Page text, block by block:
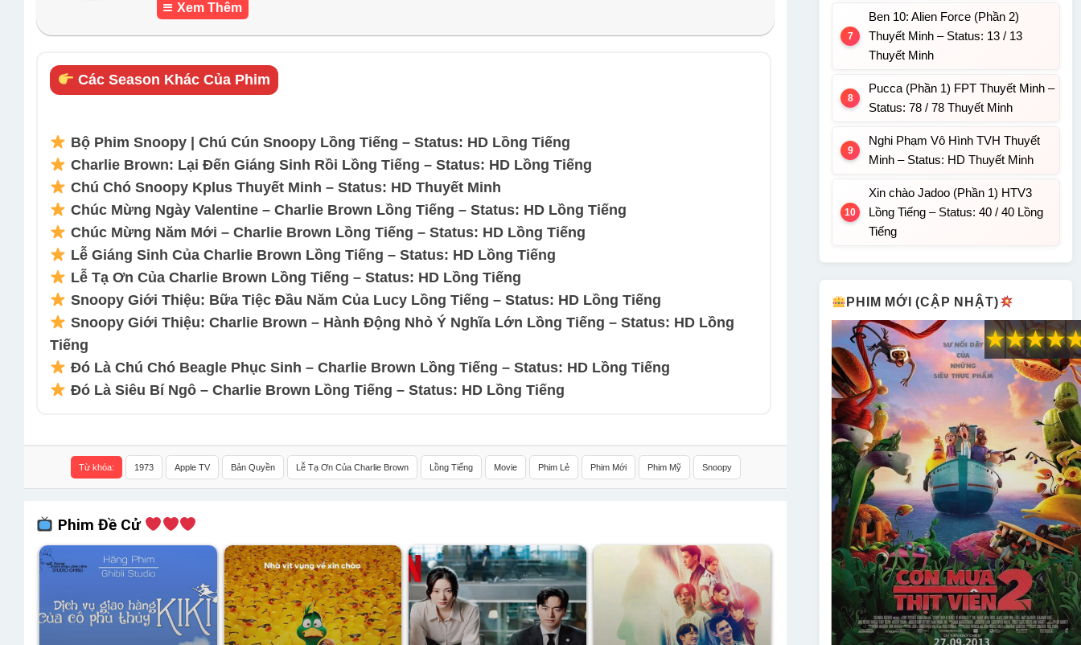
Xem Thêm
Các Season Khác Của Phim
Bộ Phim Snoopy | Chú Cún Snoopy Lồng Tiếng – Status: HD Lồng Tiếng
Charlie Brown: Lại Đến Giáng Sinh Rồi Lồng Tiếng – Status: HD Lồng Tiếng
Chú Chó Snoopy Kplus Thuyết Minh – Status: HD Thuyết Minh
Chúc Mừng Ngày Valentine – Charlie Brown Lồng Tiếng – Status: HD Lồng Tiếng
Chúc Mừng Năm Mới – Charlie Brown Lồng Tiếng – Status: HD Lồng Tiếng
Lễ Giáng Sinh Của Charlie Brown Lồng Tiếng – Status: HD Lồng Tiếng
Lễ Tạ Ơn Của Charlie Brown Lồng Tiếng – Status: HD Lồng Tiếng
Snoopy Giới Thiệu: Bữa Tiệc Đầu Năm Của Lucy Lồng Tiếng – Status: HD Lồng Tiếng
Snoopy Giới Thiệu: Charlie Brown – Hành Động Nhỏ Ý Nghĩa Lớn Lồng Tiếng – Status: HD Lồng
Tiếng
Đó Là Chú Chó Beagle Phục Sinh – Charlie Brown Lồng Tiếng – Status: HD Lồng Tiếng
Đó Là Siêu Bí Ngô – Charlie Brown Lồng Tiếng – Status: HD Lồng Tiếng
Từ khóa: 1973 Apple TV Bản Quyền Lễ Tạ Ơn Của Charlie Brown Lồng Tiếng Movie Phim Lẻ Phim Mới Phim Mỹ Snoopy
Phim Đề Cử
Ben 10: Alien Force (Phần 2)
Thuyết Minh – Status: 13 / 13
Thuyết Minh
Pucca (Phần 1) FPT Thuyết Minh –
Status: 78 / 78 Thuyết Minh
Nghi Phạm Vô Hình TVH Thuyết
Minh – Status: HD Thuyết Minh
Xin chào Jadoo (Phần 1) HTV3
Lồng Tiếng – Status: 40 / 40 Lồng
Tiếng
PHIM MỚI (CẬP NHẬT)
★
★
★
★